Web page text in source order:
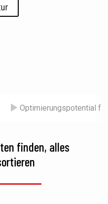
Optimierungspotential
finden, alles